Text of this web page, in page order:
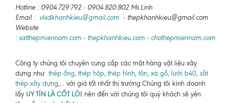
Hotline : 0904.729.792 - 0904.820.802 Ms.Linh
Email : vlxdkhanhkieu@gmail.com - thepkhanhkieu@gmail.com
Website
: satthepmiennam.com - thepkhanhkieu.com - chothepmiennam.com
Công ty chúng tôi chuyên cung cấp các mặt hàng vật liệu xây
dựng như thép ống, thép hộp, thép hình, tôn, xà gồ, lưới b40, sắt
thép xây dựng,... với giá tốt nhất thị trường.Chúng tôi kinh doanh
lấy UY TÍN LÀ CỐT LÕI nên đến với chúng tôi quý khách sẽ yên